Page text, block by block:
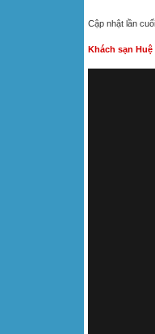
Cập nhật lần
Khách sạn